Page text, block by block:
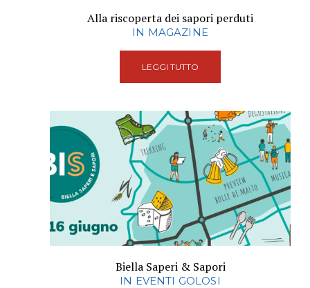
Alla riscoperta dei sapori perduti
IN MAGAZINE
LEGGI TUTTO
Biella Saperi & Sapori
IN EVENTI GOLOSI